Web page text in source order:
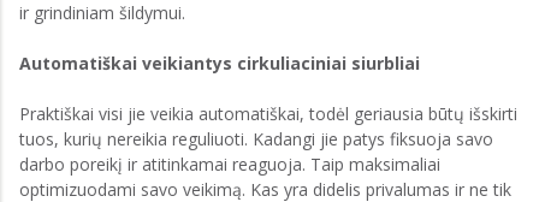
ir grindiniam šildymui.
Automatiškai veikiantys cirkuliaciniai siurbliai
Praktiškai visi jie veikia automatiškai, todėl geriausia būtų išskirti
tuos, kurių nereikia reguliuoti. Kadangi jie patys fiksuoja savo
darbo poreikį ir atitinkamai reaguoja. Taip maksimaliai
optimizuodami savo veikimą. Kas yra didelis privalumas ir ne tik